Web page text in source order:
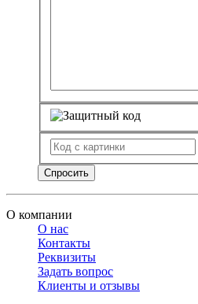
Спросить
О компании
О нас
Контакты
Реквизиты
Задать вопрос
Клиенты и отзывы